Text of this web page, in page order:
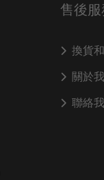
售後服
換貨
關於
聯絡